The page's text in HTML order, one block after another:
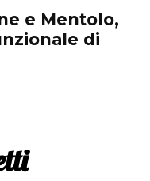
e Mentolo,
di